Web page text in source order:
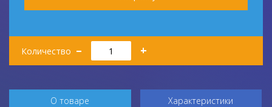
Количество
Количество
– +
О товаре Характеристики